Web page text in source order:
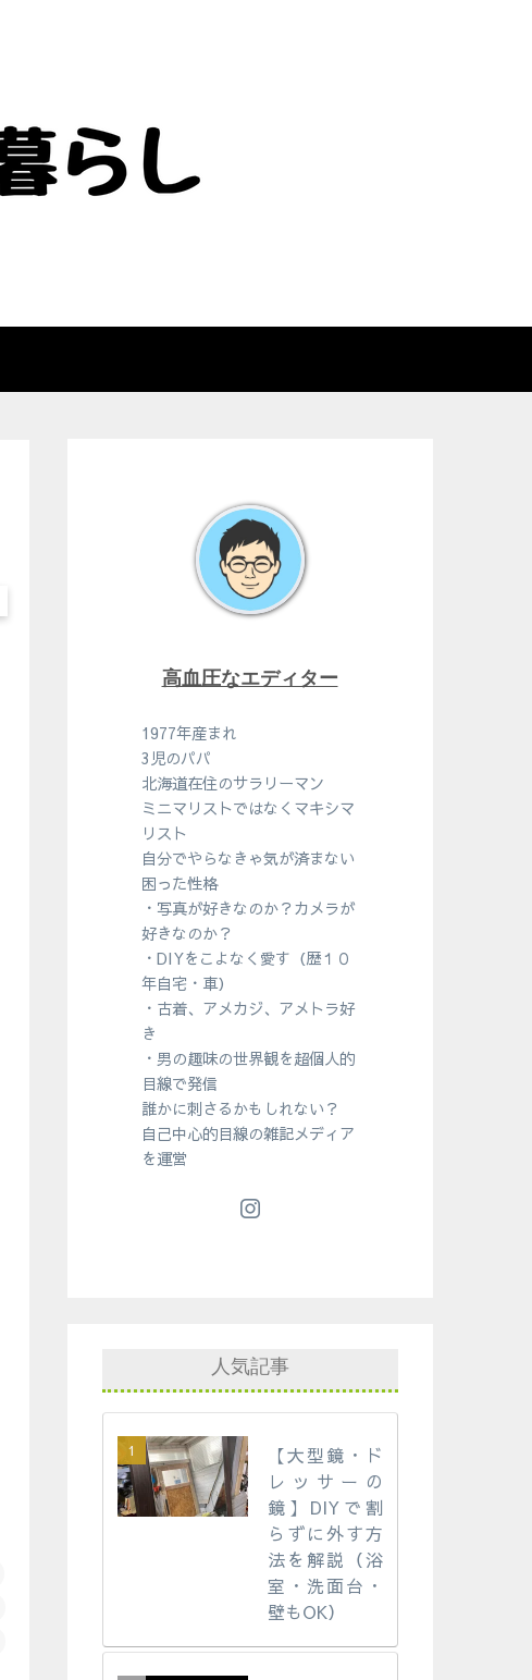
高血圧なエディター
1977年産まれ
3児のパパ
北海道在住のサラリーマン
ミニマリストではなくマキシマ
リスト
自分でやらなきゃ気が済まない
困った性格
・写真が好きなのか？カメラが
好きなのか？
・DIYをこよなく愛す（歴１０
年自宅・車）
・古着、アメカジ、アメトラ好
き
・男の趣味の世界観を超個人的
目線で発信
誰かに刺さるかもしれない？
自己中心的目線の雑記メディア
を運営
人気記事
【大型鏡・ド
レッサーの
鏡】DIYで割
らずに外す方
法を解説（浴
室・洗面台・
壁もOK）